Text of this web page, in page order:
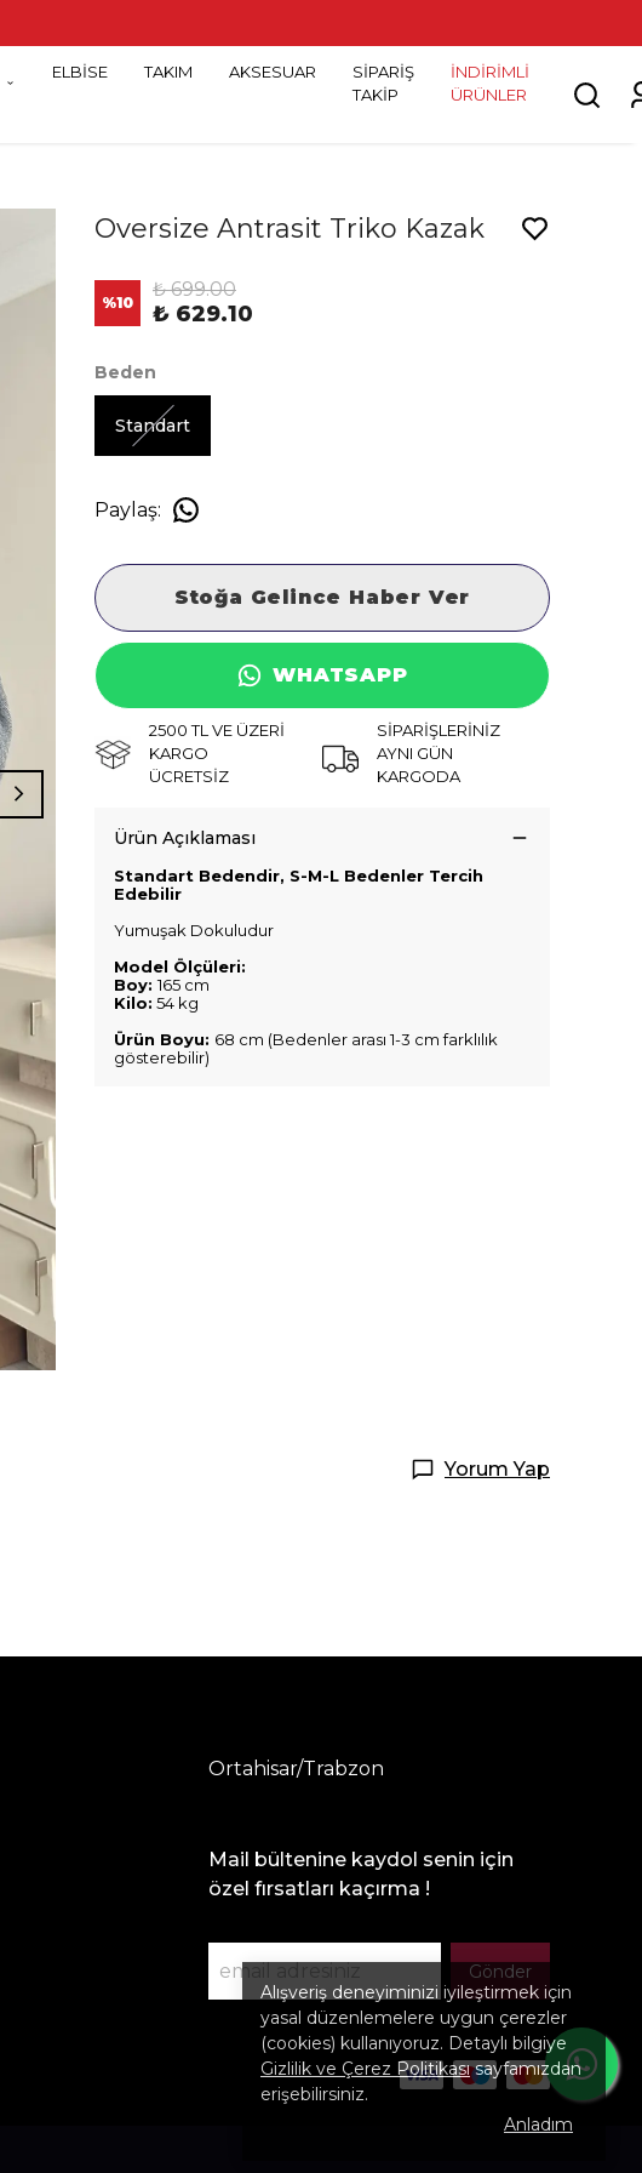
ELBİSE TAKIM AKSESUAR
SİPARİŞ
TAKİP
İNDİRİMLİ
ÜRÜNLER
Alışveriş deneyiminizi iyileştirmek için
yasal düzenlemelere uygun çerezler
(cookies) kullanıyoruz. Detaylı bilgiye
Gizlilik ve Çerez Politikasısayfamızdan
erişebilirsiniz.
Anladım
Oversize Antrasit Triko Kazak
%10
₺ 699.00
₺ 629.10
Beden
Standart
Paylaş:
Stoğa Gelince Haber Ver
WHATSAPP
2500 TL VE ÜZERİ
KARGO
ÜCRETSİZ
SİPARİŞLERİNİZ
AYNI GÜN
KARGODA
Ürün Açıklaması
Standart Bedendir, S-M-L Bedenler Tercih
Edebilir
Yumuşak Dokuludur
Model Ölçüleri:
Boy:165 cm
Kilo: 54 kg
Ürün Boyu: 68 cm (Bedenler arası 1-3 cm farklılık
gösterebilir)
Yorum Yap
Ortahisar/Trabzon
Mail bültenine kaydol senin için
özel fırsatları kaçırma !
Gönder